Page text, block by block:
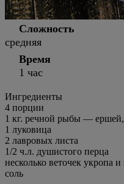
Сложность
средняя
Время
1 час
Ингредиенты
4 порции
1 кг. речной рыбы — ершей,
1 луковица
2 лавровых листа
1/2 ч.л. душистого перца
несколько веточек укропа
соль